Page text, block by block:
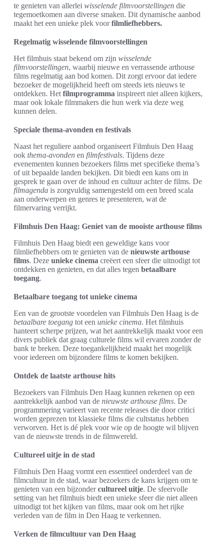
te genieten van allerlei wisselende filmvoorstellingen die
tegemoetkomen aan diverse smaken. Dit dynamische aanbod
maakt het een unieke plek voorfilmliefhebbers.
Regelmatig wisselende filmvoorstellingen
Het filmhuis staat bekend om zijn wisselende
filmvoorstellingen, waarbij nieuwe en verrassende arthouse
films regelmatig aan bod komen. Dit zorgt ervoor dat iedere
bezoeker de mogelijkheid heeft om steeds iets nieuws te
ontdekken. Het filmprogramma inspireert niet alleen kijkers,
maar ook lokale filmmakers die hun werk via deze weg
kunnen delen.
Speciale thema-avonden en festivals
Naast het reguliere aanbod organiseert Filmhuis Den Haag
ook thema-avonden en filmfestivals. Tijdens deze
evenementen kunnen bezoekers films met specifieke thema’s
of uit bepaalde landen bekijken. Dit biedt een kans om in
gesprek te gaan over de inhoud en cultuur achter de films. De
filmagenda is zorgvuldig samengesteld om een breed scala
aan onderwerpen en genres te presenteren, wat de
filmervaring verrijkt.
Filmhuis Den Haag: Geniet van de mooiste arthouse films
Filmhuis Den Haag biedt een geweldige kans voor
filmliefhebbers om te genieten van de nieuwste arthouse
films. Deze unieke cinema creëert een sfeer die uitnodigt tot
ontdekken en genieten, en dat alles tegen betaalbare
toegang.
Betaalbare toegang tot unieke cinema
Een van de grootste voordelen van Filmhuis Den Haag is de
betaalbare toegang tot een unieke cinema. Het filmhuis
hanteert scherpe prijzen, wat het aantrekkelijk maakt voor een
divers publiek dat graag culturele films wil ervaren zonder de
bank te breken. Deze toegankelijkheid maakt het mogelijk
voor iedereen om bijzondere films te komen bekijken.
Ontdek de laatste arthouse hits
Bezoekers van Filmhuis Den Haag kunnen rekenen op een
aantrekkelijk aanbod van de nieuwste arthouse films. De
programmering varieert van recente releases die door critici
worden geprezen tot klassieke films die cultstatus hebben
verworven. Het is dé plek voor wie op de hoogte wil blijven
van de nieuwste trends in de filmwereld.
Cultureel uitje in de stad
Filmhuis Den Haag vormt een essentieel onderdeel van de
filmcultuur in de stad, waar bezoekers de kans krijgen om te
genieten van een bijzondercultureel uitje. De sfeervolle
setting van het filmhuis biedt een unieke sfeer die niet alleen
uitnodigt tot het kijken van films, maar ook om het rijke
verleden van de film in Den Haag te verkennen.
Verken de filmcultuur van Den Haag